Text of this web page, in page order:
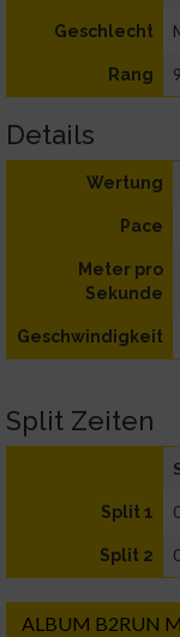
Geschlecht
Rang
Details
Wertung
Pace
Meter pro
Sekunde
Geschwindigkeit
Split Zeiten
Split 1
Split 2
ALBUM B2RUN